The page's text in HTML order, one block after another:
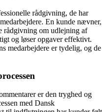
rådgivning, de har
En kunde nævner,
rådgivning om udlejning af
og løser opgaver effektivt.
medarbejdere er tydelig, og de
er den tryghed og
med Dansk